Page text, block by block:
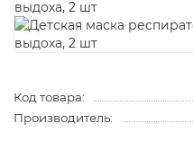
Код товара:
Производитель: